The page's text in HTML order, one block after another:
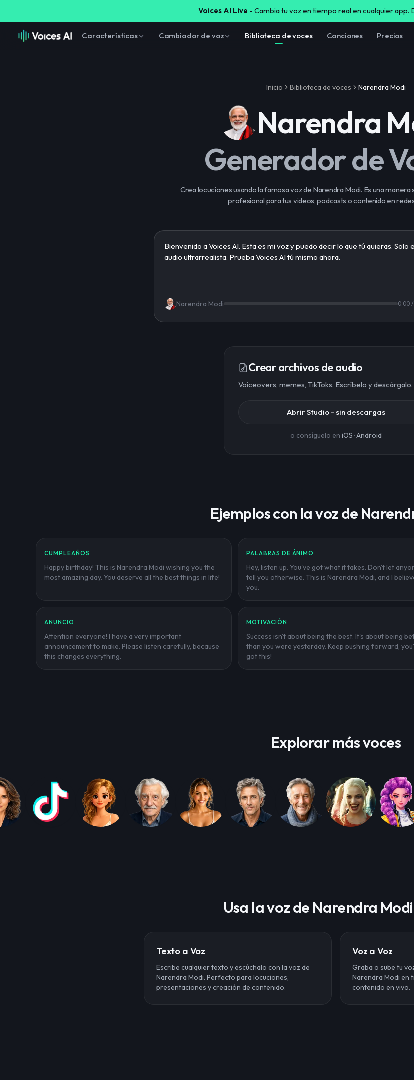
Voices AI Live - Cambia tu voz en tiempo real en cualquier
Características Cambiador de voz Biblioteca de voces Canciones Precios
Inicio Biblioteca de voces Narendra Modi
Narendra
Generador de
Crea locuciones usando la famosa voz de Narendra Modi. Es una
profesional para tus videos, podcasts o contenido en
Narendra Modi 0:00 /
Crear archivos de audio
Voiceovers, memes, TikToks. Escríbelo y descárgalo.
Abrir Studio - sin descargas
o consíguelo en iOS ·Android
Ejemplos con la voz de
CUMPLEAÑOS
Happy birthday! This is Narendra Modi wishing you the
most amazing day. You deserve all the best things in life!
PALABRAS DE ÁNIMO
Hey, listen up. You've got what it takes. Don't let
tell you otherwise. This is Narendra Modi, and I
you.
ANUNCIO
Attention everyone! I have a very important
announcement to make. Please listen carefully, because
this changes everything.
MOTIVACIÓN
Success isn't about being the best. It's about being
than you were yesterday. Keep pushing forward,
got this!
Explorar más voces
Usa la voz de Narendra
Texto a Voz
Escribe cualquier texto y escúchalo con la voz de
Narendra Modi. Perfecto para locuciones,
presentaciones y creación de contenido.
Voz a Voz
Graba o sube tu
Narendra Modi en
contenido en vivo.